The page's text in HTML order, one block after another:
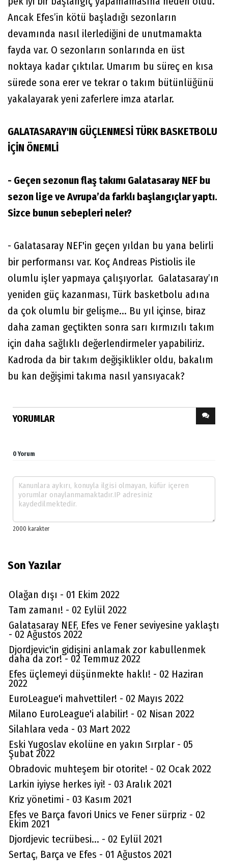
Ancak Efes’in kötü başladığı sezonların
devamında nasıl ilerlediğini de unutmamakta
fayda var. O sezonların sonlarında en üst
noktaya kadar çıktılar. Umarım bu süreç en kısa
sürede sona erer ve tekrar o takım bütünlüğünü
yakalayarak yeni zaferlere imza atarlar.
GALATASARAY'IN GÜÇLENMESİ TÜRK BASKETBOLU
İÇİN ÖNEMLİ
- Geçen sezonun flaş takımı Galatasaray NEF bu
sezon lige ve Avrupa’da farklı başlangıçlar yaptı.
Sizce bunun sebepleri neler?
- Galatasaray NEF'in geçen yıldan bu yana belirli
bir performansı var. Koç Andreas Pistiolis ile
olumlu işler yapmaya çalışıyorlar. Galatasaray’ın
yeniden güç kazanması, Türk basketbolu adına
da çok olumlu bir gelişme... Bu yıl içinse, biraz
daha zaman geçtikten sonra sarı kırmızılı takım
için daha sağlıklı değerlendirmeler yapabiliriz.
Kadroda da bir takım değişiklikler oldu, bakalım
bu kan değişimi takıma nasıl yansıyacak?
YORUMLAR
0 Yorum
Son Yazılar
Olağan dışı - 01 Ekim 2022
Tam zamanı! - 02 Eylül 2022
Galatasaray NEF, Efes ve Fener seviyesine yaklaştı
- 02 Ağustos 2022
Djordjevic'in gidişini anlamak zor kabullenmek
daha da zor! - 02 Temmuz 2022
Efes üçlemeyi düşünmekte haklı! - 02 Haziran
2022
EuroLeague'i mahvettiler! - 02 Mayıs 2022
Milano EuroLeague'i alabilir! - 02 Nisan 2022
Silahlara veda - 03 Mart 2022
Eski Yugoslav ekolüne en yakın Sırplar - 05
Şubat 2022
Obradovic muhteşem bir otorite! - 02 Ocak 2022
Larkin iyiyse herkes iyi! - 03 Aralık 2021
Kriz yönetimi - 03 Kasım 2021
Efes ve Barça favori Unics ve Fener sürpriz - 02
Ekim 2021
Djordjevic tecrübesi... - 02 Eylül 2021
Sertaç, Barça ve Efes - 01 Ağustos 2021